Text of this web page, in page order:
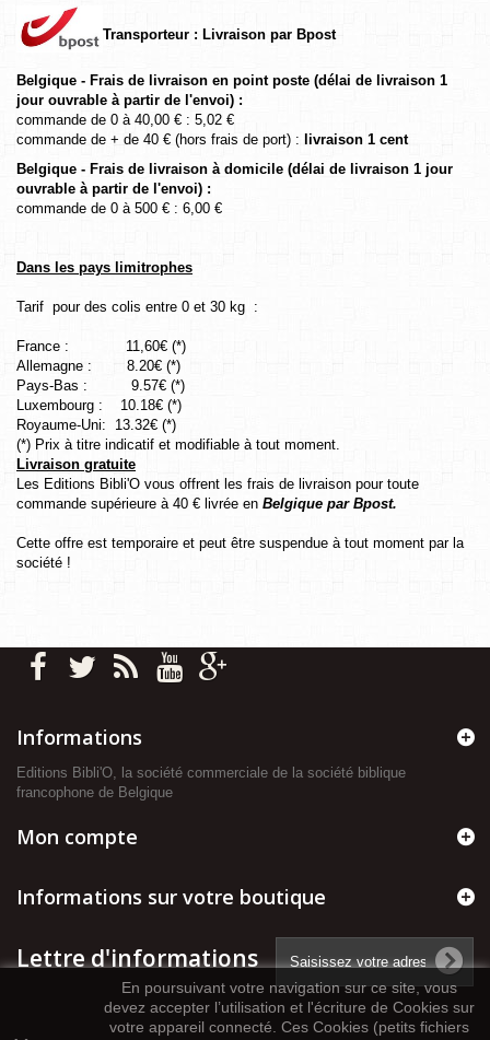
Transporteur : Livraison par Bpost
Belgique - Frais de livraison en point poste (délai de livraison 1
jour ouvrable à partir de l'envoi) :
commande de 0 à 40,00 € : 5,02 €
commande de + de 40 € (hors frais de port) : livraison 1 cent
Belgique - Frais de livraison à domicile (délai de livraison 1 jour
ouvrable à partir de l'envoi) :
commande de 0 à 500 € : 6,00 €
Dans les pays limitrophes
Tarif pour des colis entre 0 et 30 kg :
France : 11,60€ (*)
Allemagne : 8.20€ (*)
Pays-Bas : 9.57€ (*)
Luxembourg : 10.18€ (*)
Royaume-Uni: 13.32€ (*)
(*) Prix à titre indicatif et modifiable à tout moment.
Livraison gratuite
Les Editions Bibli'O vous offrent les frais de livraison pour toute
commande supérieure à 40 € livrée en Belgique par Bpost.
Cette offre est temporaire et peut être suspendue à tout moment par la
société !
Informations
Editions Bibli'O, la société commerciale de la société biblique
francophone de Belgique
Mon compte
Informations sur votre boutique
En poursuivant votre navigation sur ce site, vous
devez accepter l’utilisation et l'écriture de Cookies sur
votre appareil connecté. Ces Cookies (petits fichiers
Lettre d'informations